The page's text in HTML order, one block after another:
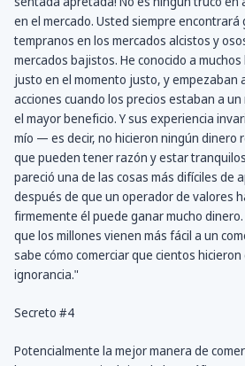
en el mercado. Usted siempre
tempranos en los mercados alcistos y
mercados bajistos. He conocido a
justo en el momento justo, y empezaban
acciones cuando los precios estaban a
el mayor beneficio. Y sus experiencia
mío — es decir, no hicieron ningún dinero
que pueden tener razón y estar
pareció una de las cosas más difíciles de
después de que un operador de valores
firmemente él puede ganar mucho
que los millones vienen más fácil a un
sabe cómo comerciar que cientos
ignorancia."
Secreto #4
Potencialmente la mejor manera de